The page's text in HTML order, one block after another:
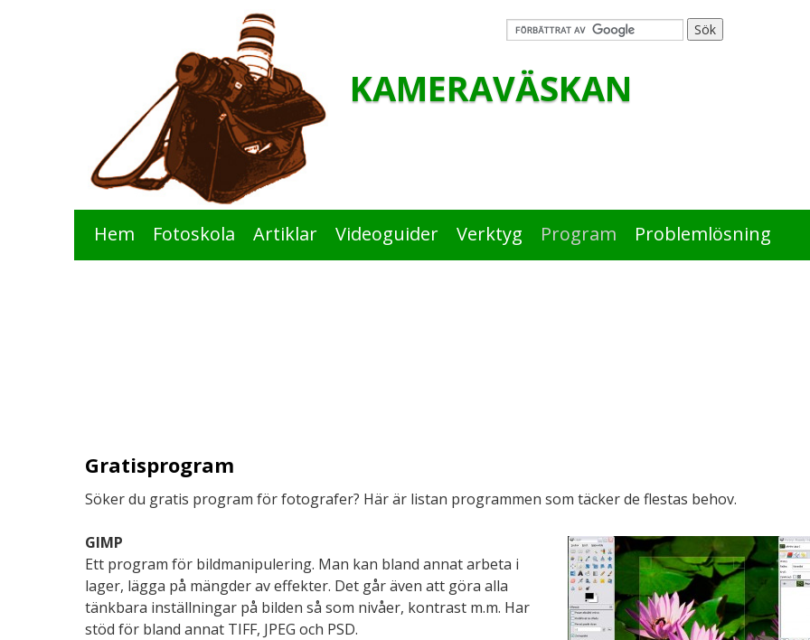
KAMERAVÄSKAN
Hem Fotoskola Artiklar Videoguider Verktyg Program Problemlösning
Gratisprogram
Söker du gratis program för fotografer? Här är listan programmen som täcker de flestas behov.
GIMP
Ett program för bildmanipulering. Man kan bland annat arbeta i
lager, lägga på mängder av effekter. Det går även att göra alla
tänkbara inställningar på bilden så som nivåer, kontrast m.m. Har
stöd för bland annat TIFF, JPEG och PSD.